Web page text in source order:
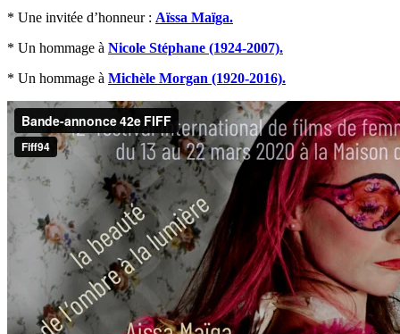
* Une invitée d’honneur : Aïssa Maïga.
* Un hommage à Nicole Stéphane (1924-2007).
* Un hommage à Michèle Morgan (1920-2016).